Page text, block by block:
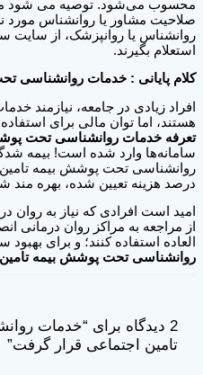
محسوب می‌شود. توصیه می شود
صلاحیت مشاور یا روانشناس مورد
روانشناس یا روانپزشک، از سایت
استعلام بگیرند.
کلام پایانی : خدمات روانشناسی
افراد زیادی در جامعه، نیازمند
هستند، اما توان مالی برای
تعرفه خدمات روانشناسی تحت
سامانه‌‌ها وارد شده است! بیمه
درصد هزینه تعیین شده، بهره مند
امید است افرادی که نیاز به روان
از مراجعه به مراکز روان درمانی
العاده استفاده کنند؛ و برای
روانشناسی تحت پوشش بیمه
2 دیدگاه برای “خدمات
تامین اجتماعی قرار گرفت”